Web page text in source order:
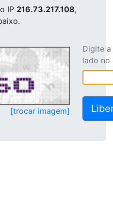
IP 216.73.217.108,
[trocar imagem]
Digite
lado no